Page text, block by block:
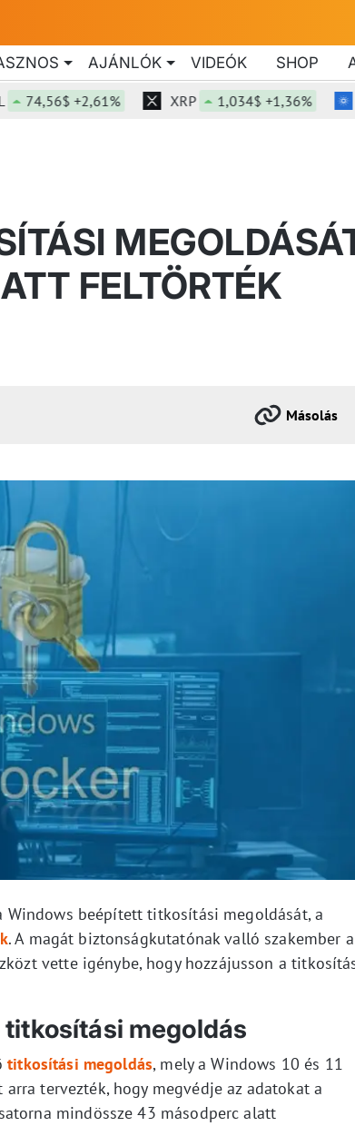
AJÁNLÓK VIDEÓK SHOP
+2,61% XRP 1,034$ +1,36%
FELTÖRTÉK
Másolás
beépített titkosítási megoldását, a
. A magát biztonságkutatónak valló szakember a
vette igénybe, hogy hozzájusson a
megoldás
titkosítási megoldás, mely a Windows 10 és 11
tervezték, hogy megvédje az adatokat a
mindössze 43 másodperc alatt